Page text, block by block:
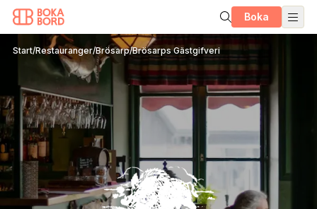
Boka
Start/Restauranger/Brösarp/Brösarps Gästgifveri